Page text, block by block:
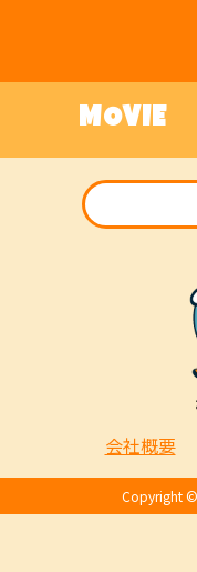
MOVIE
会社概要
Copyright ©︎